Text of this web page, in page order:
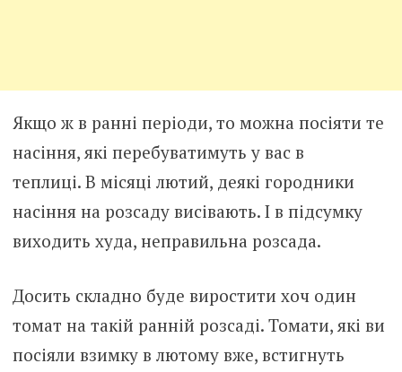
Якщо ж в ранні періоди, то можна посіяти те
насіння, які перебуватимуть у вас в
теплиці. В місяці лютий, деякі городники
насіння на розсаду висівають. І в підсумку
виходить худа, неправильна розсада.
Досить складно буде виростити хоч один
томат на такій ранній розсаді. Томати, які ви
посіяли взимку в лютому вже, встигнуть